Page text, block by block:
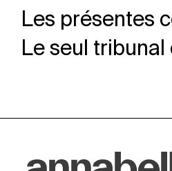
Les présentes
Le seul